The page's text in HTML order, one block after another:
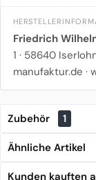
Friedrich
1 · 58640
manufaktur.de ·
Zubehör 1
Ähnliche Artikel
Kunden kauften